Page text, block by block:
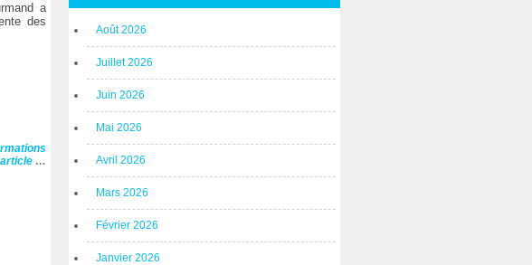
a
des
…
Août 2026
Juillet 2026
Juin 2026
Mai 2026
Avril 2026
Mars 2026
Février 2026
Janvier 2026